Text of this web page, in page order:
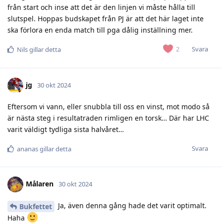
från start och inse att det är den linjen vi måste hålla till
slutspel. Hoppas budskapet från PJ är att det här laget inte
ska förlora en enda match till pga dålig inställning mer.
2 Svara
Nilsgillar detta
jg 30 okt 2024
Eftersom vi vann, eller snubbla till oss en vinst, mot modo så
är nästa steg i resultatraden rimligen en torsk… Där har LHC
varit väldigt tydliga sista halvåret…
Svara
ananasgillar detta
Målaren 30 okt 2024
Bukfettet
Ja, även denna gång hade det varit optimalt.
Haha